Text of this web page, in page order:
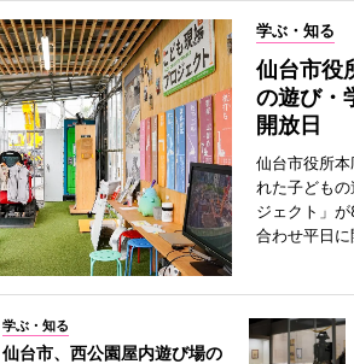
学ぶ・知る
仙台市役
の遊び・
開放日
仙台市役所
れた子ども
ジェクト」
合わせ平日に
学ぶ・知る
仙台市、西公園屋内遊び場の